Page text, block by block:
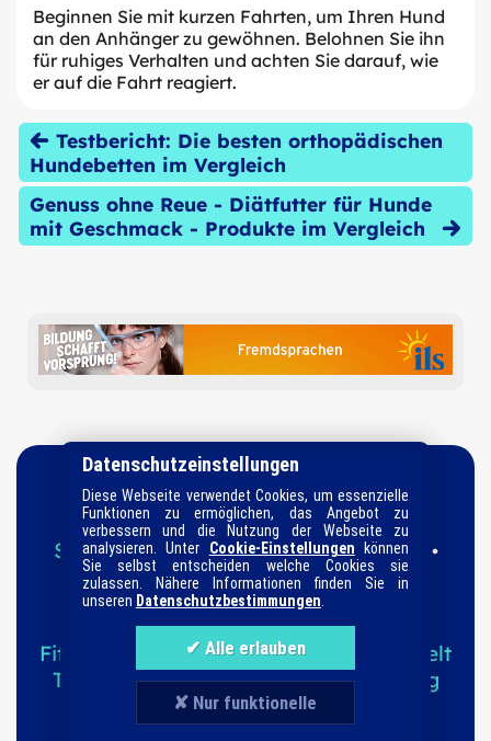
Beginnen Sie mit kurzen Fahrten, um Ihren Hund
an den Anhänger zu gewöhnen. Belohnen Sie ihn
für ruhiges Verhalten und achten Sie darauf, wie
er auf die Fahrt reagiert.
Testbericht: Die besten orthopädischen
Hundebetten im Vergleich
Genuss ohne Reue - Diätfutter für Hunde
mit Geschmack - Produkte im Vergleich
Startseite•Datenschutz•Impressum •
Informationen•Suche•Sitemap
Ratgeber-Kategorien
Fitness & Sport Familie Haushalt
Tierwelt
Technik
Garten Magazin Kaufberatung
Direkte Produkt-Vergleiche
Datenschutzeinstellungen
Diese Webseite verwendet Cookies, um essenzielle
Funktionen zu ermöglichen, das Angebot zu
verbessern und die Nutzung der Webseite zu
analysieren. Unter Cookie-Einstellungen können
Sie selbst entscheiden welche Cookies sie
zulassen. Nähere Informationen finden Sie in
unseren Datenschutzbestimmungen